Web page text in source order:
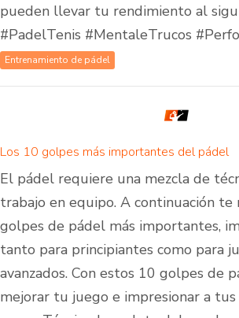
pueden llevar tu rendimiento al
#PadelTenis #MentaleTrucos
Entrenamiento de pádel
Los 10 golpes más importantes del pádel
El pádel requiere una mezcla de
trabajo en equipo. A continuación te
golpes de pádel más importantes,
tanto para principiantes como para
avanzados. Con estos 10 golpes de
mejorar tu juego e impresionar a tus